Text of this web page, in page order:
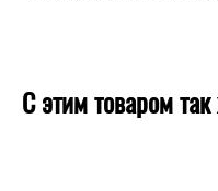
С этим товаром